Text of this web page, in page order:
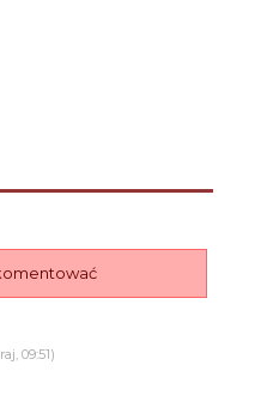
09:51)